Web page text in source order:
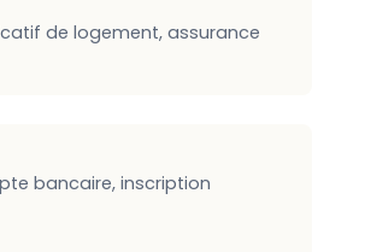
de logement, assurance
bancaire, inscription